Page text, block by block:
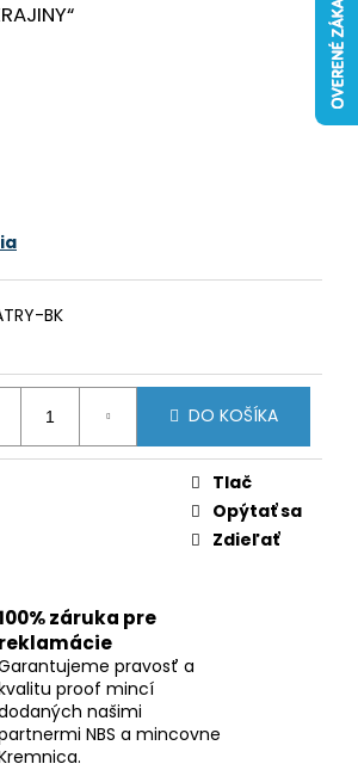
BK
DO KOŠÍKA
Tlač
Opýtať sa
Zdieľať
záruka pre
reklamácie
pravosť a
proof mincí
našimi
NBS a mincovne